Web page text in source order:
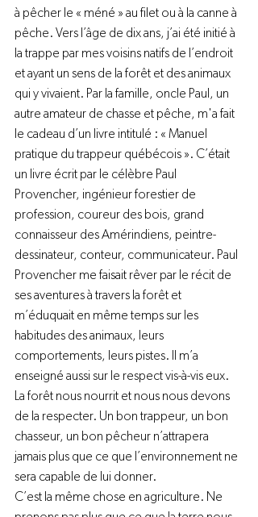
à pêcher le « méné » au filet ou à la canne à
pêche. Vers l’âge de dix ans, j’ai été initié à
la trappe par mes voisins natifs de l’endroit
et ayant un sens de la forêt et des animaux
qui y vivaient. Par la famille, oncle Paul, un
autre amateur de chasse et pêche, m'a fait
le cadeau d’un livre intitulé : « Manuel
pratique du trappeur québécois ». C’était
un livre écrit par le célèbre Paul
Provencher, ingénieur forestier de
profession, coureur des bois, grand
connaisseur des Amérindiens, peintre-
dessinateur, conteur, communicateur. Paul
Provencher me faisait rêver par le récit de
ses aventures à travers la forêt et
m’éduquait en même temps sur les
habitudes des animaux, leurs
comportements, leurs pistes. Il m’a
enseigné aussi sur le respect vis-à-vis eux.
La forêt nous nourrit et nous nous devons
de la respecter. Un bon trappeur, un bon
chasseur, un bon pêcheur n’attrapera
jamais plus que ce que l’environnement ne
sera capable de lui donner.
C’est la même chose en agriculture. Ne